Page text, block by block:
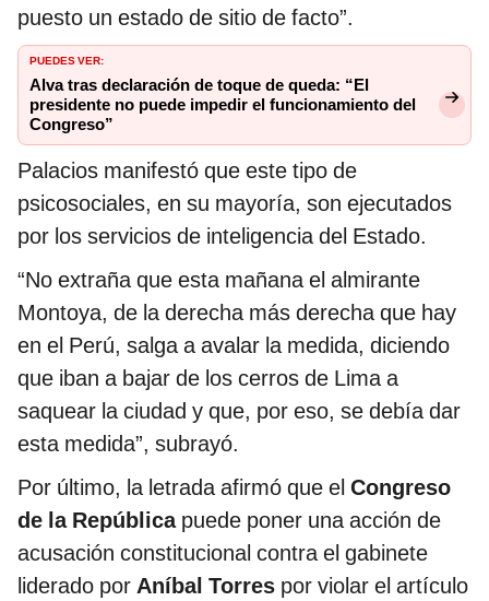
puesto un estado de sitio de facto”.
PUEDES VER:
Alva tras declaración de toque de queda: “El
presidente no puede impedir el funcionamiento del
Congreso”
Palacios manifestó que este tipo de
psicosociales, en su mayoría, son ejecutados
por los servicios de inteligencia del Estado.
“No extraña que esta mañana el almirante
Montoya, de la derecha más derecha que hay
en el Perú, salga a avalar la medida, diciendo
que iban a bajar de los cerros de Lima a
saquear la ciudad y que, por eso, se debía dar
esta medida”, subrayó.
Por último, la letrada afirmó que el Congreso
de la Repúblicapuede poner una acción de
acusación constitucional contra el gabinete
liderado por Aníbal Torres por violar el artículo